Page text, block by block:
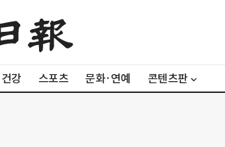
건강 스포츠 문화·연예 콘텐츠판